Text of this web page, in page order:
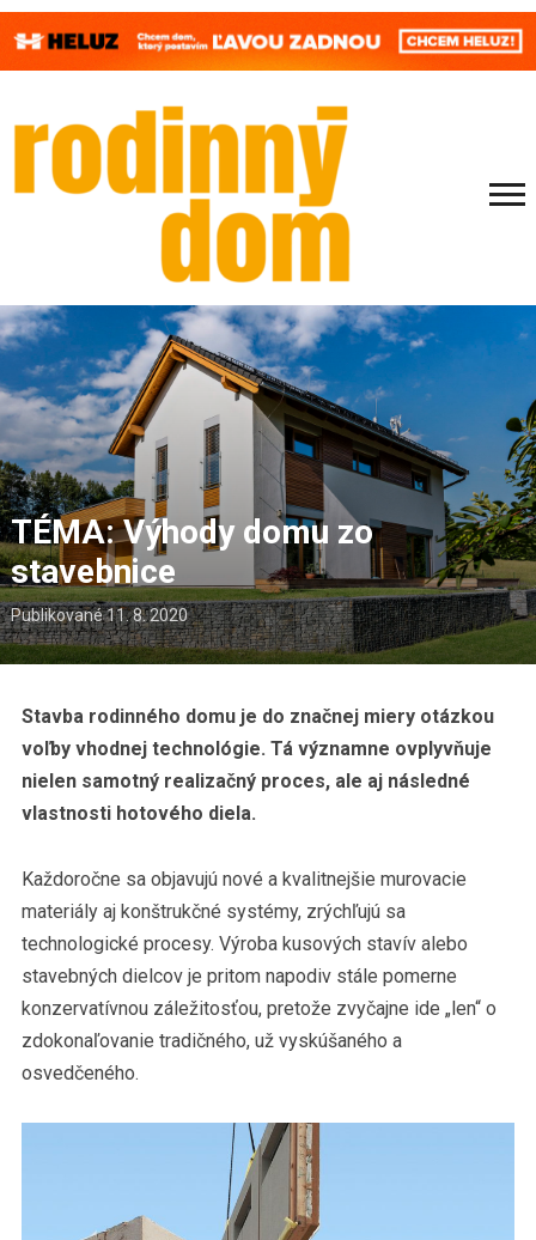
TÉMA: Výhody domu zo
stavebnice
Publikované11. 8. 2020
Stavba rodinného domu je do značnej miery otázkou
voľby vhodnej technológie. Tá významne ovplyvňuje
nielen samotný realizačný proces, ale aj následné
vlastnosti hotového diela.
Každoročne sa objavujú nové a kvalitnejšie murovacie
materiály aj konštrukčné systémy, zrýchľujú sa
technologické procesy. Výroba kusových stavív alebo
stavebných dielcov je pritom napodiv stále pomerne
konzervatívnou záležitosťou, pretože zvyčajne ide „len“ o
zdokonaľovanie tradičného, už vyskúšaného a
osvedčeného.